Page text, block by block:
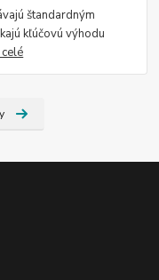
štandardným
kľúčovú výhodu